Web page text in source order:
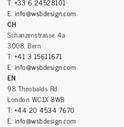
E: info@wsbdesign.com
CH
Schanzenstrasse 4a
3008, Bern
T: +41 3 15611671
E: info@wsbdesign.com
EN
98 Theobalds Rd
London WC1X 8WB
T: +44 20 4534 7670
E: info@wsbdesign.com